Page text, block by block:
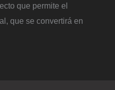
que permite el
que se convertirá en